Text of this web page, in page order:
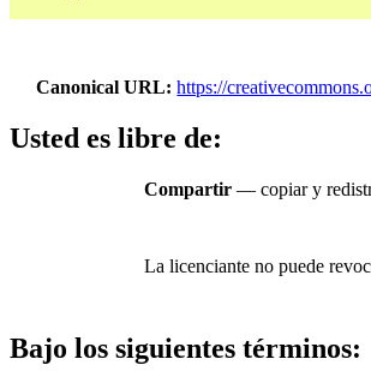
Canonical URL https://
Usted es libre de:
Compartir — copiar y
La licenciante no puede
Bajo los siguientes términos: